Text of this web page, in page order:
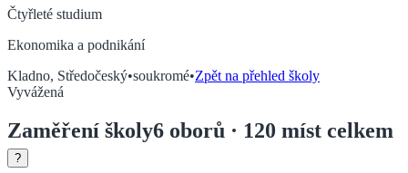
Čtyřleté studium
Ekonomika a podnikání
Kladno, Středočeský•soukromé•Zpět na přehled školy
Vyvážená
Zaměření školy6 oborů · 120 míst celkem
?